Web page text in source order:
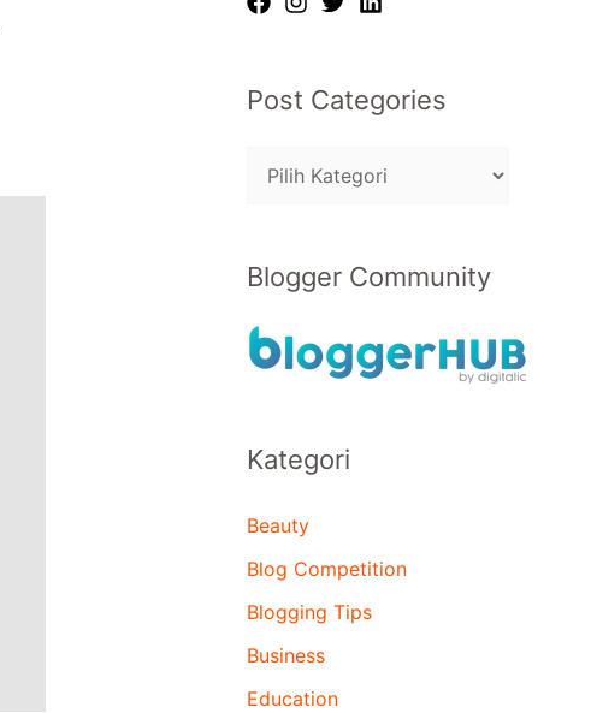
Post Categories
Blogger Community
Kategori
Beauty
Blog Competition
Blogging Tips
Business
Education